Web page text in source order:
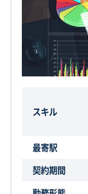
スキル
最寄駅
契約期間